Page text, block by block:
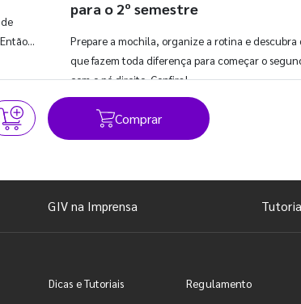
para o 2º semestre
Prepare a mochila, organize a rotina e descubra
que fazem toda diferença para começar o
com o pé direito. Confira!
Comprar
GIV na Imprensa
Dicas e Tutoriais Regulamento